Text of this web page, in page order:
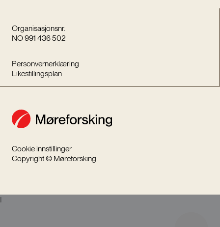
Organisasjonsnr.
NO 991 436 502
Personvernerklæring
Likestillingsplan
Cookie innstillinger
Copyright © Møreforsking
I